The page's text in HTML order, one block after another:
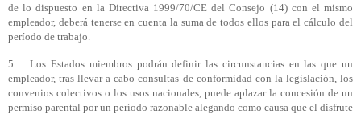
de lo dispuesto en la Directiva 1999/70/CE del Consejo (14) con el mismo
empleador, deberá tenerse en cuenta la suma de todos ellos para el cálculo del
período de trabajo.
5. Los Estados miembros podrán definir las circunstancias en las que un
empleador, tras llevar a cabo consultas de conformidad con la legislación, los
convenios colectivos o los usos nacionales, puede aplazar la concesión de un
permiso parental por un período razonable alegando como causa que el disfrute